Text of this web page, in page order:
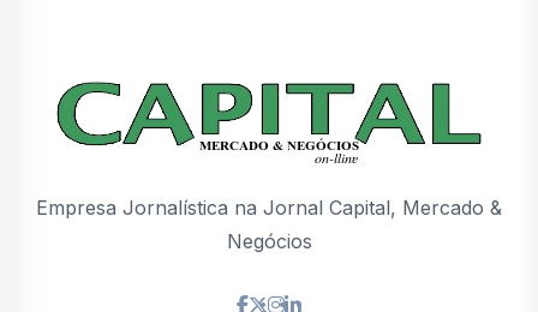
Empresa Jornalística na Jornal Capital, Mercado &
Negócios